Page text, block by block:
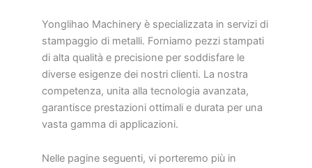
Yonglihao Machinery è specializzata in servizi di
stampaggio di metalli. Forniamo pezzi stampati
di alta qualità e precisione per soddisfare le
diverse esigenze dei nostri clienti. La nostra
competenza, unita alla tecnologia avanzata,
garantisce prestazioni ottimali e durata per una
vasta gamma di applicazioni.
Nelle pagine seguenti, vi porteremo più in